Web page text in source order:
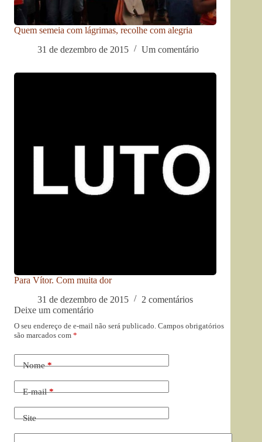
Quem semeia com lágrimas, recolhe com alegria
31 de dezembro de 2015
Um comentário
Para Vítor. Com muita dor
31 de dezembro de 2015
2 comentários
Deixe um comentário
O seu endereço de e-mail não será publicado. Campos obrigatórios
são marcados com *
Nome*
E-mail*
Site